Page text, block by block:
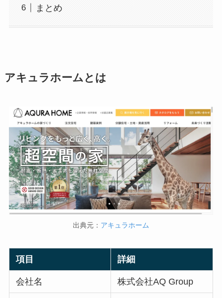
まとめ
アキュラホームとは
出典元： アキュラホーム
項目 詳細
会社名 株式会社AQ Group